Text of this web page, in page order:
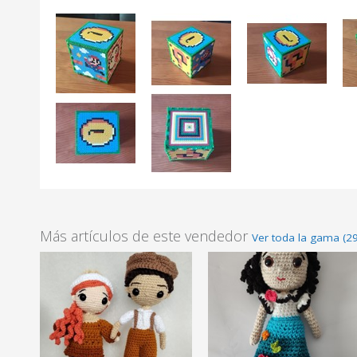
Más artículos de este vendedor Ver toda la gama